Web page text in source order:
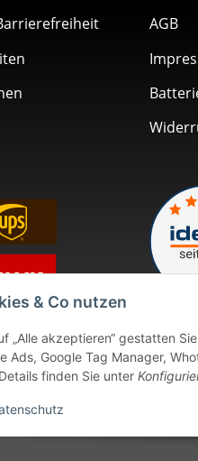
& Co nutzen
„Alle akzeptieren“ gestatten
Ads, Google Tag Manager,
finden Sie unter
AGB
USt., zzgl.